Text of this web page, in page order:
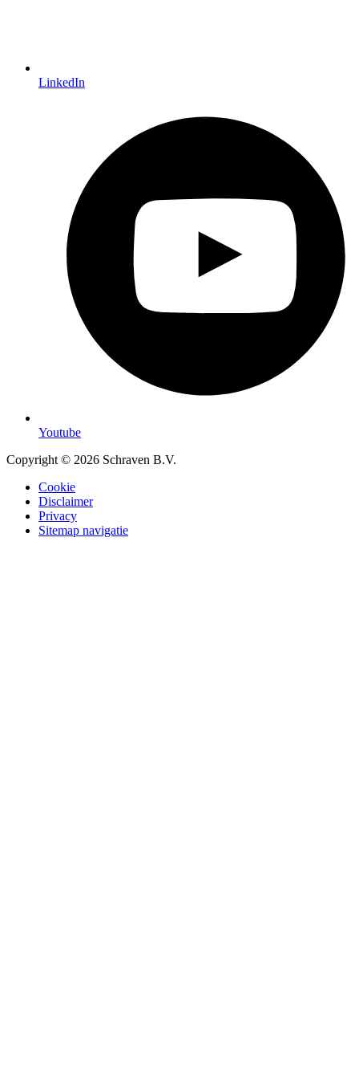
LinkedIn
Youtube
Copyright © 2026 Schraven B.V.
Cookie
Disclaimer
Privacy
Sitemap navigatie